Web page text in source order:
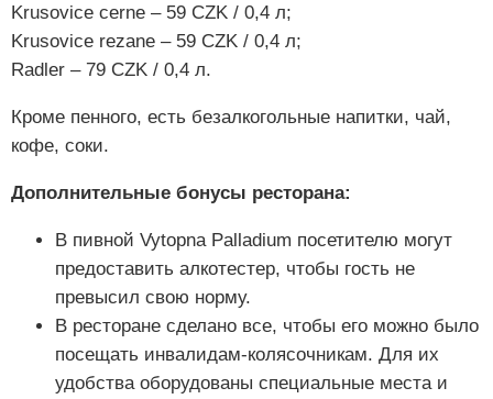
Krusovice cerne – 59 CZK / 0,4 л;
Krusovice rezane – 59 CZK / 0,4 л;
Radler – 79 CZK / 0,4 л.
Кроме пенного, есть безалкогольные напитки, чай,
кофе, соки.
Дополнительные бонусы ресторана:
В пивной Vytopna Palladium посетителю могут
предоставить алкотестер, чтобы гость не
превысил свою норму.
В ресторане сделано все, чтобы его можно было
посещать инвалидам-колясочникам. Для их
удобства оборудованы специальные места и